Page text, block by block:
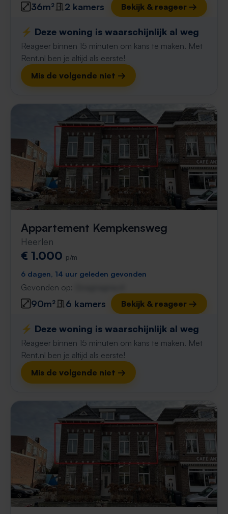
36m² 2 kamers Bekijk & reageer →
⚡️ Deze woning is waarschijnlijk al weg
Reageer binnen 15 minuten om kans te maken. Met
Rent.nl ben je altijd als eerste!
Mis de volgende niet →
Appartement Kempkensweg
Heerlen
€ 1.000 p/m
6 dagen, 14 uur geleden gevonden
Gevonden op:
90m² 6 kamers Bekijk & reageer →
⚡️ Deze woning is waarschijnlijk al weg
Reageer binnen 15 minuten om kans te maken. Met
Rent.nl ben je altijd als eerste!
Mis de volgende niet →